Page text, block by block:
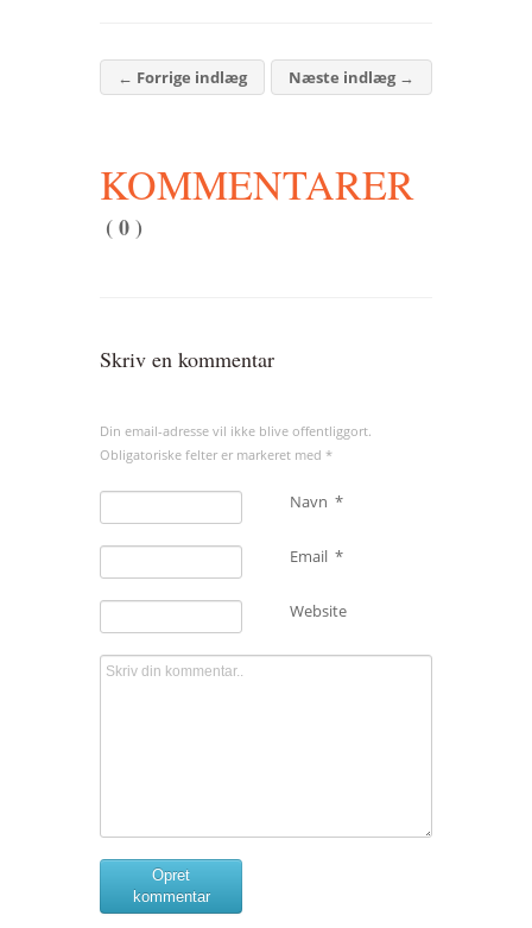
← Forrige indlæg Næste indlæg→
KOMMENTARER
( 0 )
Skriv en kommentar
Din email-adresse vil ikke blive offentliggort.
Obligatoriske felter er markeret med *
Navn *
Email *
Website
Opret
kommentar